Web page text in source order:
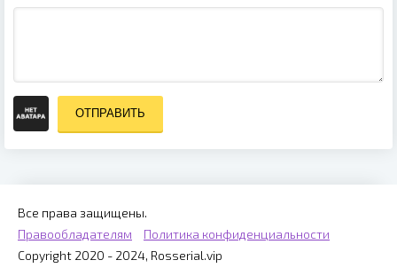
ОТПРАВИТЬ
Все права защищены.
Правообладателям
Политика конфиденциальности
Copyright 2020 - 2024, Rosserial.vip